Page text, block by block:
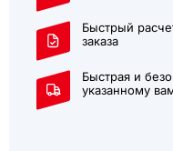
Быстрый
заказа
Быстрая и
указанному